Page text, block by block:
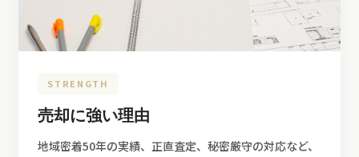
STRENGTH
売却に強い理由
地域密着50年の実績、正直査定、秘密厳守の対応など、